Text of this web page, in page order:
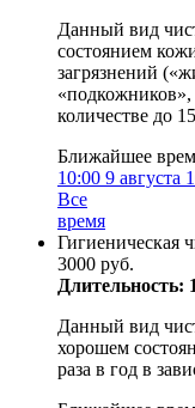
Данный вид
состоянием
загрязнений
количестве до
Ближайшее
10:00 9 августа
Все
время
Гигиеническая
3000 руб.
Длительность:
Данный вид
хорошем
раза в год в